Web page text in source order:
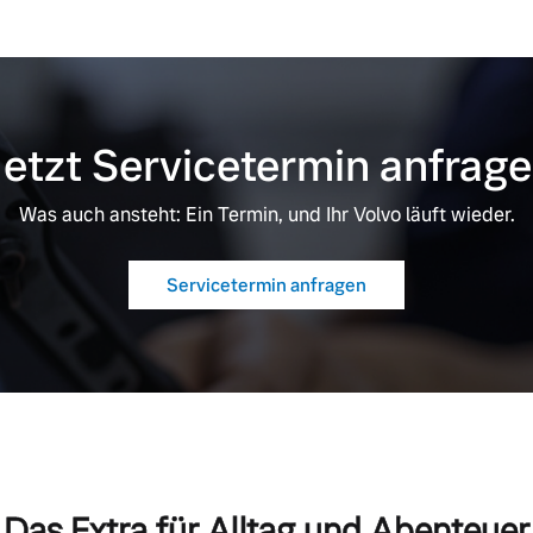
Servicetermin
Was auch ansteht: Ein Termin, und Ihr Volvo läuft wieder.
Servicetermin anfragen